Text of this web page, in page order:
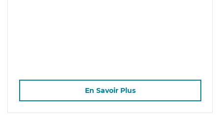
En Savoir Plus